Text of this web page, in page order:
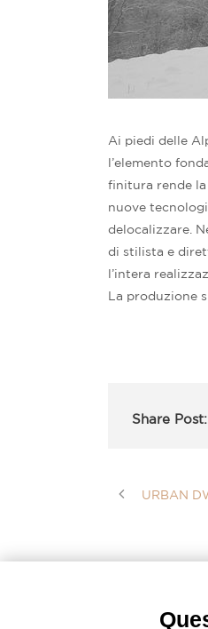
Ai piedi delle
l’elemento
finitura rende
nuove
delocalizzare.
di stilista e
l’intera
La produzione
Share Post:
URBAN